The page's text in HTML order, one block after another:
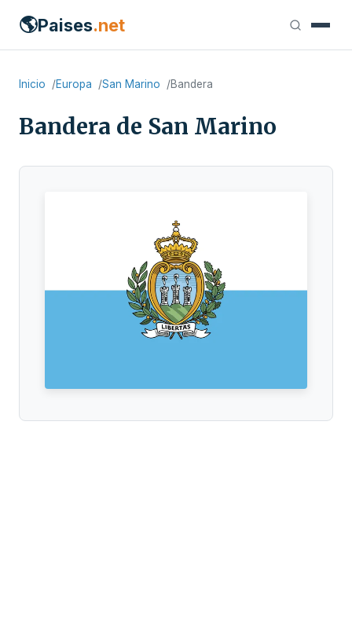
🌎Paises.net
Inicio Europa San Marino Bandera
Bandera de San Marino